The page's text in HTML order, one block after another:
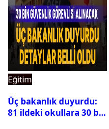
Eğitim
Üç bakanlık duyurdu:
81 ildeki okullara 30 bin